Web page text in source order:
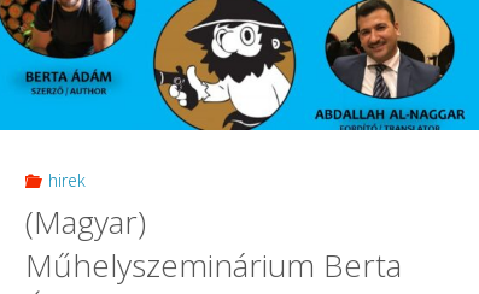
hallgatója,
Káldy
részt
vesz
hirek
(Magyar)
Műhelyszeminárium Berta